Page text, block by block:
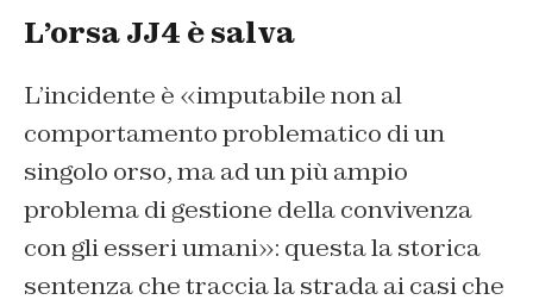
L’orsa JJ4 è salva
L’incidente è «imputabile non al
comportamento problematico di un
singolo orso, ma ad un più ampio
problema di gestione della convivenza
con gli esseri umani»: questa la storica
sentenza che traccia la strada ai casi che